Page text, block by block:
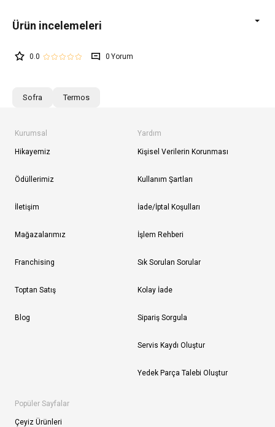
0.0 0
Sofra Termos
Kurumsal
Hikayemiz
Ödüllerimiz
İletişim
Mağazalarımız
Franchising
Toptan Satış
Blog
Yardım
Kişisel Verilerin Korunması
Kullanım Şartları
İade/İptal Koşulları
İşlem Rehberi
Sık Sorulan Sorular
Kolay İade
Sipariş Sorgula
Servis Kaydı Oluştur
Yedek Parça Talebi Oluştur
Popüler Sayfalar
Çeyiz Ürünleri